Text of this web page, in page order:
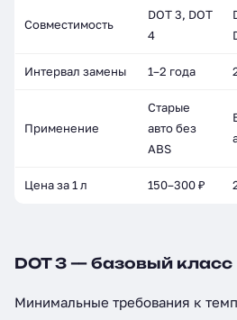
Совместимость
DOT 3, DOT
4
Интервал замены 1–2 года
Применение
Старые
авто без
ABS
Цена за 1 л 150–300 ₽
DOT 3 — базовый класс
Минимальные требования к